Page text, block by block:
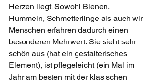
Herzen liegt. Sowohl Bienen,
Hummeln, Schmetterlinge als auch wir
Menschen erfahren dadurch einen
besonderen Mehrwert. Sie sieht sehr
schön aus (hat ein gestalterisches
Element), ist pflegeleicht (ein Mal im
Jahr am besten mit der klasischen